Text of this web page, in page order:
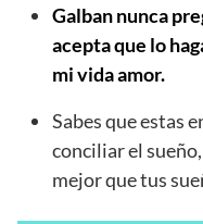
Galban nunca
acepta que lo
mi vida amor.
Sabes que estas
conciliar el
mejor que tus